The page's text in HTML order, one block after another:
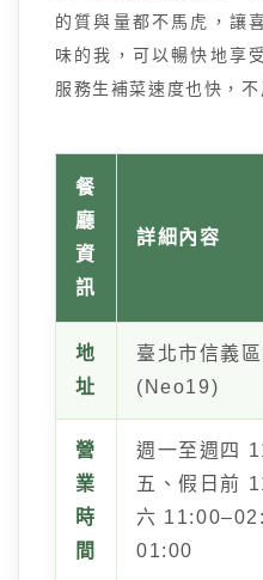
的質與量都不馬虎，讓
味的我，可以暢快地享
服務生補菜速度也快，不
餐
廳
資
訊
詳細內容
地
址
臺北市信義
(Neo19)
營
業
時
間
週一至週四
五、假日前
六
01:00